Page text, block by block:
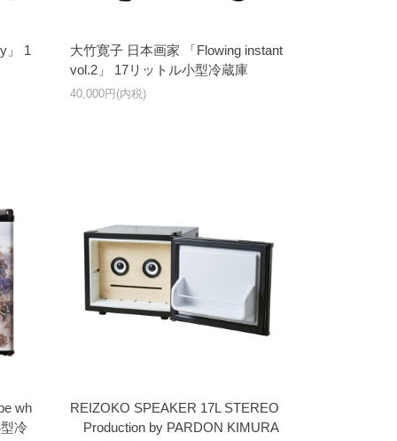
」 1
大竹寛子 日本画家 「Flowing instant
vol.2」 17リットル小型冷蔵庫
40,000円(内税)
wh
冷
REIZOKO SPEAKER 17L STEREO
Production by PARDON KIMURA